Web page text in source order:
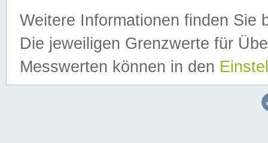
Weitere Informationen finden Sie
Die jeweiligen Grenzwerte für
Messwerten können in den